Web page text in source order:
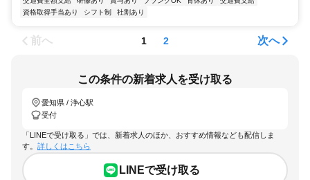
資格取得手当あり
シフト制 社割あり
前へ 1 2 次へ
この条件の新着求人を受け取る
愛知県 / 浄心駅
受付
「LINEで受け取る」では、新着求人のほか、おすすめ情報なども配信しま
す。 詳しくはこちら
LINEで受け取る